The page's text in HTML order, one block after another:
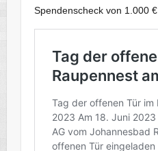
Spendenscheck von 1.000 €.